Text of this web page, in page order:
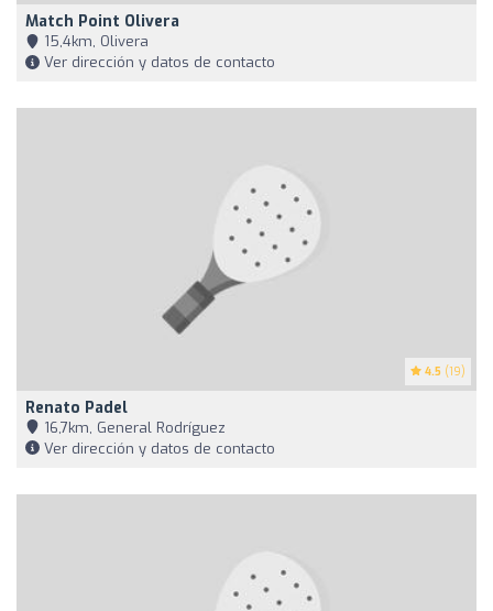
Match Point Olivera
15,4km, Olivera
Ver dirección y datos de contacto
4.5 (19)
Renato Padel
16,7km, General Rodríguez
Ver dirección y datos de contacto